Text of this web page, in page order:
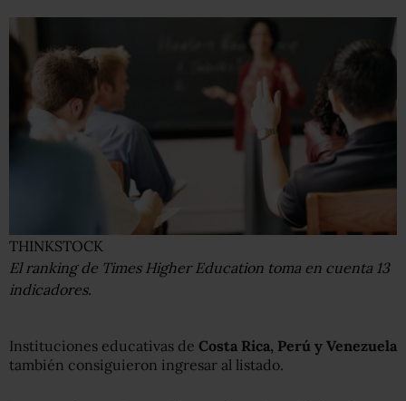
THINKSTOCK
El ranking de Times Higher Education toma en cuenta 13
indicadores.
Instituciones educativas de Costa Rica, Perú y Venezuela
también consiguieron ingresar al listado.